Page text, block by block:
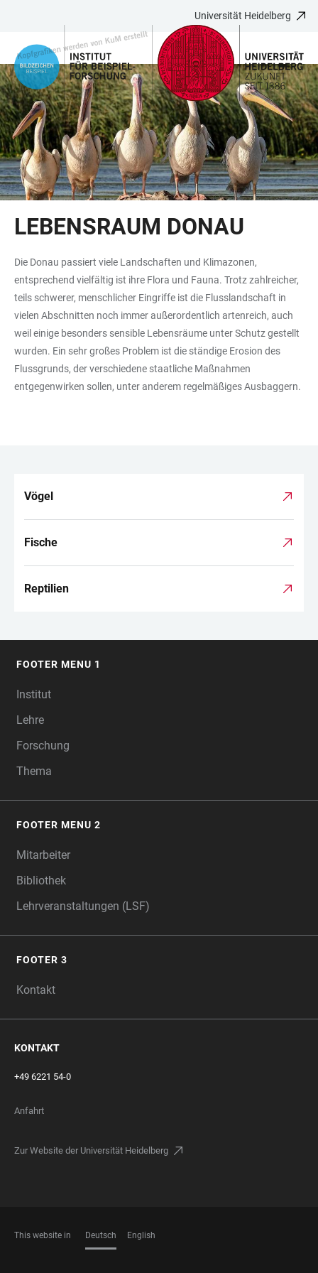
ZUR
BARRIEREFREIHEIT
Universität Heidelberg
LEBENSRAUM DONAU
Die Donau passiert viele Landschaften und Klimazonen,
entsprechend vielfältig ist ihre Flora und Fauna. Trotz zahlreicher,
teils schwerer, menschlicher Eingriffe ist die Flusslandschaft in
vielen Abschnitten noch immer außerordentlich artenreich, auch
weil einige besonders sensible Lebensräume unter Schutz gestellt
wurden. Ein sehr großes Problem ist die ständige Erosion des
Flussgrunds, der verschiedene staatliche Maßnahmen
entgegenwirken sollen, unter anderem regelmäßiges Ausbaggern.
LINKS
Vögel
Fische
Reptilien
FOOTER MENU 1
Institut
Lehre
Forschung
Thema
FOOTER MENU 2
Mitarbeiter
Bibliothek
Lehrveranstaltungen (LSF)
FOOTER 3
Kontakt
KONTAKT
+49 6221 54-0
Anfahrt
Zur Website der Universität Heidelberg
This website in Deutsch English